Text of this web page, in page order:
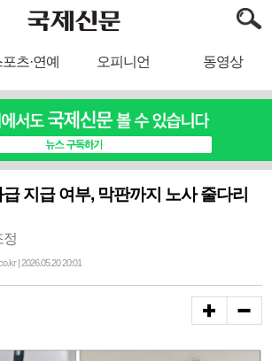
츠·연예 오피니언 동영상
지급 여부, 막판까지 노사 줄다리
정
| 2026.05.20 20:01